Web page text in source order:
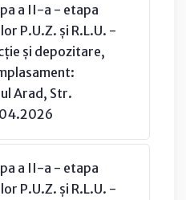
a II-a - etapa
P.U.Z. și R.L.U. -
și depozitare,
Arad, Str.
a II-a - etapa
P.U.Z. și R.L.U. -